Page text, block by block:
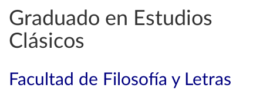
Graduado en Estudios
Clásicos
Facultad de Filosofía y Letras